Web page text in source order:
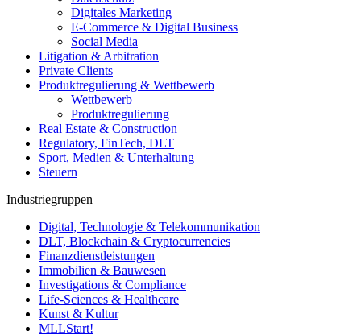
Digitales Marketing
E-Commerce & Digital Business
Social Media
Litigation & Arbitration
Private Clients
Produktregulierung & Wettbewerb
Wettbewerb
Produktregulierung
Real Estate & Construction
Regulatory, FinTech, DLT
Sport, Medien & Unterhaltung
Steuern
Industriegruppen
Digital, Technologie & Telekommunikation
DLT, Blockchain & Cryptocurrencies
Finanzdienstleistungen
Immobilien & Bauwesen
Investigations & Compliance
Life-Sciences & Healthcare
Kunst & Kultur
MLLStart!